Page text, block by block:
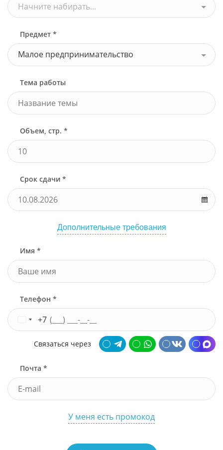
Начните набирать...
Предмет *
Малое предпринимательство
Тема работы
Объем, стр. *
Срок сдачи *
Дополнительные требования
Имя *
Телефон *
+7
Связаться через
Почта *
У меня есть промокод